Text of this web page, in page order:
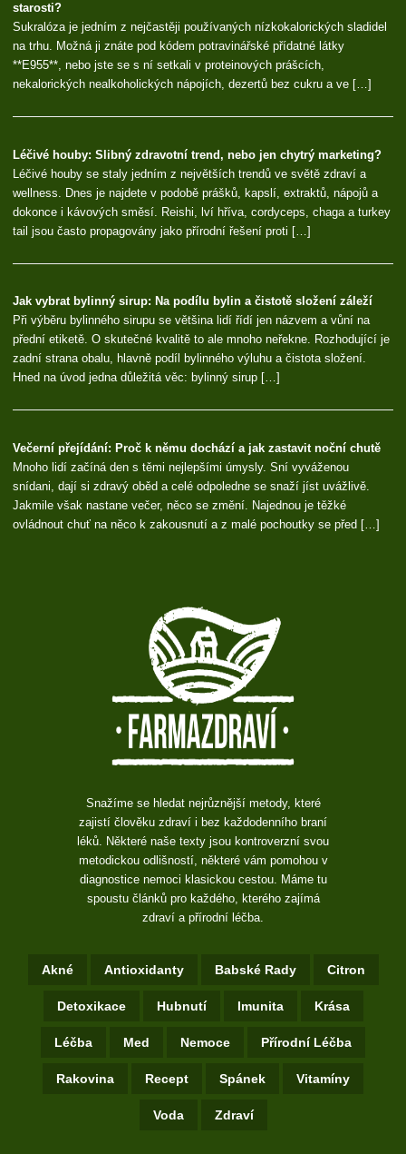
starosti?
Sukralóza je jedním z nejčastěji používaných nízkokalorických sladidel
na trhu. Možná ji znáte pod kódem potravinářské přídatné látky
**E955**, nebo jste se s ní setkali v proteinových prášcích,
nekalorických nealkoholických nápojích, dezertů bez cukru a ve […]
Léčivé houby: Slibný zdravotní trend, nebo jen chytrý marketing?
Léčivé houby se staly jedním z největších trendů ve světě zdraví a
wellness. Dnes je najdete v podobě prášků, kapslí, extraktů, nápojů a
dokonce i kávových směsí. Reishi, lví hříva, cordyceps, chaga a turkey
tail jsou často propagovány jako přírodní řešení proti […]
Jak vybrat bylinný sirup: Na podílu bylin a čistotě složení záleží
Při výběru bylinného sirupu se většina lidí řídí jen názvem a vůní na
přední etiketě. O skutečné kvalitě to ale mnoho neřekne. Rozhodující je
zadní strana obalu, hlavně podíl bylinného výluhu a čistota složení.
Hned na úvod jedna důležitá věc: bylinný sirup […]
Večerní přejídání: Proč k němu dochází a jak zastavit noční chutě
Mnoho lidí začíná den s těmi nejlepšími úmysly. Sní vyváženou
snídani, dají si zdravý oběd a celé odpoledne se snaží jíst uvážlivě.
Jakmile však nastane večer, něco se změní. Najednou je těžké
ovládnout chuť na něco k zakousnutí a z malé pochoutky se před […]
Snažíme se hledat nejrůznější metody, které
zajistí člověku zdraví i bez každodenního braní
léků. Některé naše texty jsou kontroverzní svou
metodickou odlišností, některé vám pomohou v
diagnostice nemoci klasickou cestou. Máme tu
spoustu článků pro každého, kterého zajímá
zdraví a přírodní léčba.
Akné Antioxidanty Babské Rady Citron
Detoxikace Hubnutí Imunita Krása
Léčba Med Nemoce Přírodní Léčba
Rakovina Recept Spánek Vitamíny
Voda Zdraví